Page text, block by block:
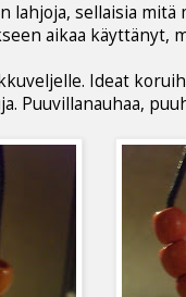
sellaisia mitä
aikaa käyttänyt,
Ideat
Puuvillanauhaa,